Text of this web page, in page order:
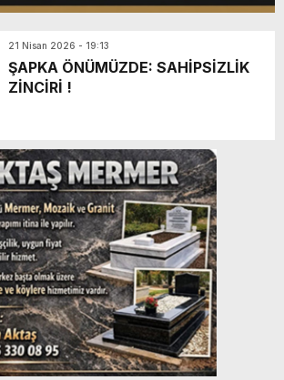
21 Nisan 2026 - 19:13
ŞAPKA ÖNÜMÜZDE: SAHİPSİZLİK
ZİNCİRİ !